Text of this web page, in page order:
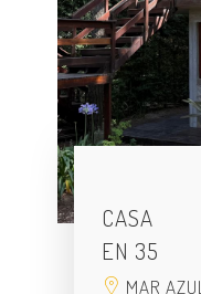
CASA
EN 35
MAR AZUL